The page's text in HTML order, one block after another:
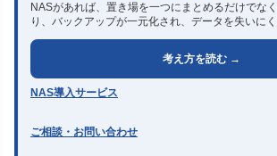
NASがあれば、置き場を一つにまとめるだけでな
り、バックアップが一元化され、データを失いにく
考え方を読む →
NAS導入サービス
ご相談・お問い合わせ